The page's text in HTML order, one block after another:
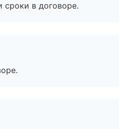
в договоре.